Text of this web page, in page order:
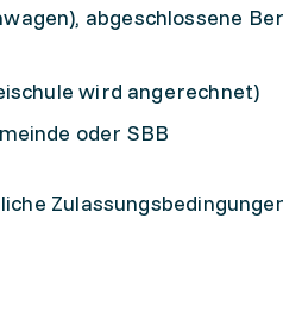
abgeschlossene
wird angerechnet)
oder SBB